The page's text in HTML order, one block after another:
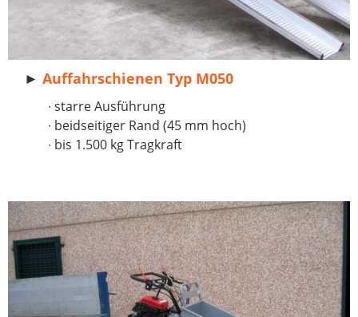
► Auffahrschienen Typ M050
∙ starre Ausführung
∙ beidseitiger Rand (45 mm hoch)
∙ bis 1.500 kg Tragkraft